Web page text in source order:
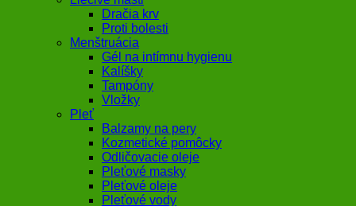
Dračia krv
Proti bolesti
Menštruácia
Gél na intímnu hygienu
Kalíšky
Tampóny
Vložky
Pleť
Balzamy na pery
Kozmetické pomôcky
Odličovacie oleje
Pleťové masky
Pleťové oleje
Pleťové vody